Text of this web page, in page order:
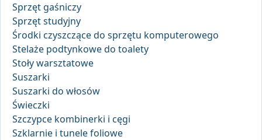
Sprzęt gaśniczy
Sprzęt studyjny
Środki czyszczące do sprzętu komputerowego
Stelaże podtynkowe do toalety
Stoły warsztatowe
Suszarki
Suszarki do włosów
Świeczki
Szczypce kombinerki i cęgi
Szklarnie i tunele foliowe